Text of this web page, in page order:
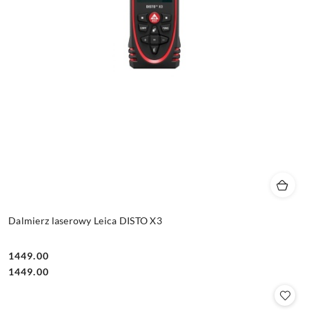
Dalmierz laserowy Leica DISTO X3
Cena:
1449.00
Cena:
1449.00